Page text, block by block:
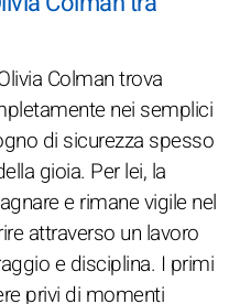
Colman trova
nei semplici
di sicurezza spesso
gioia. Per lei, la
e rimane vigile nel
attraverso un lavoro
e disciplina. I primi
privi di momenti